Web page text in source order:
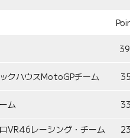
クハウスMotoGPチーム
ム
VR46レーシング・チーム